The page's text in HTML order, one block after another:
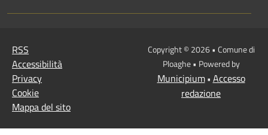
RSS
Accessibilità
Privacy
Cookie
Mappa del sito
Copyright © 2026 • Comune di
Ploaghe • Powered by
Municipium• Accesso
redazione